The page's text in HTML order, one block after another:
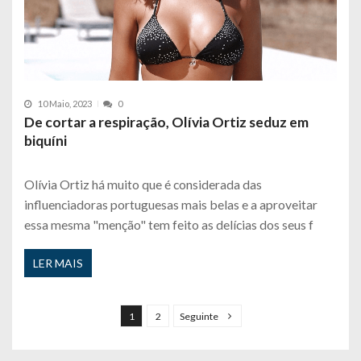
10 Maio, 2023 0
De cortar a respiração, Olívia Ortiz seduz em
biquíni
Olívia Ortiz há muito que é considerada das
influenciadoras portuguesas mais belas e a aproveitar
essa mesma "menção" tem feito as delícias dos seus f
LER MAIS
1 2 Seguinte